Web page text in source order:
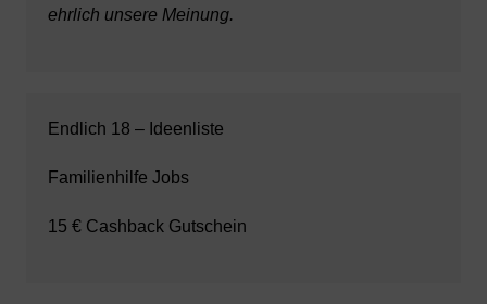
ehrlich unsere Meinung.
Endlich 18 – Ideenliste
Familienhilfe Jobs
15 € Cashback Gutschein